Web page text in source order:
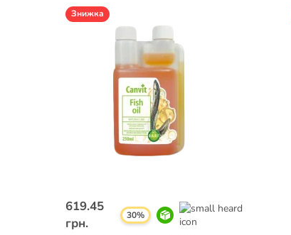
Знижка
619.45
грн.
30%